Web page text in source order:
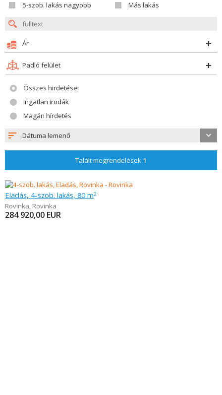
5-szob. lakás nagyobb
Más lakás
Ár
Padló felület
Összes hirdetései
Ingatlan irodák
Magán hírdetés
Dátuma lemenő
Talált megrendelések 1
Eladás, 4-szob. lakás, 80 m2
Rovinka, Rovinka
284 920,00 EUR